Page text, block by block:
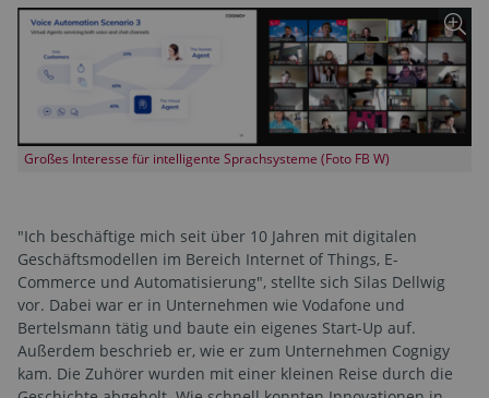
Großes Interesse für intelligente Sprachsysteme (Foto FB W)
"Ich beschäftige mich seit über 10 Jahren mit digitalen
Geschäftsmodellen im Bereich Internet of Things, E-
Commerce und Automatisierung", stellte sich Silas Dellwig
vor. Dabei war er in Unternehmen wie Vodafone und
Bertelsmann tätig und baute ein eigenes Start-Up auf.
Außerdem beschrieb er, wie er zum Unternehmen Cognigy
kam. Die Zuhörer wurden mit einer kleinen Reise durch die